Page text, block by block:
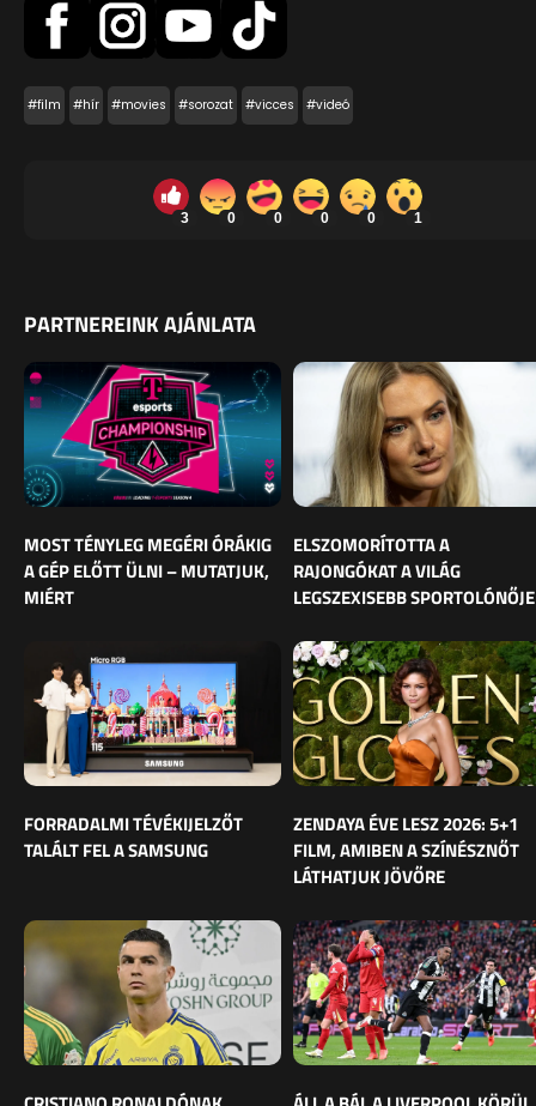
#film #hír #movies #sorozat #vicces #videó
3 0 0 0 0 1
PARTNEREINK AJÁNLATA
MOST TÉNYLEG MEGÉRI ÓRÁKIG
A GÉP ELŐTT ÜLNI – MUTATJUK,
MIÉRT
ELSZOMORÍTOTTA A
RAJONGÓKAT A VILÁG
LEGSZEXISEBB SPORTOLÓNŐJE
FORRADALMI TÉVÉKIJELZŐT
TALÁLT FEL A SAMSUNG
ZENDAYA ÉVE LESZ 2026: 5+1
FILM, AMIBEN A SZÍNÉSZNŐT
LÁTHATJUK JÖVŐRE